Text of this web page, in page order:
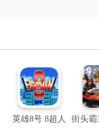
英雄8号 8超人